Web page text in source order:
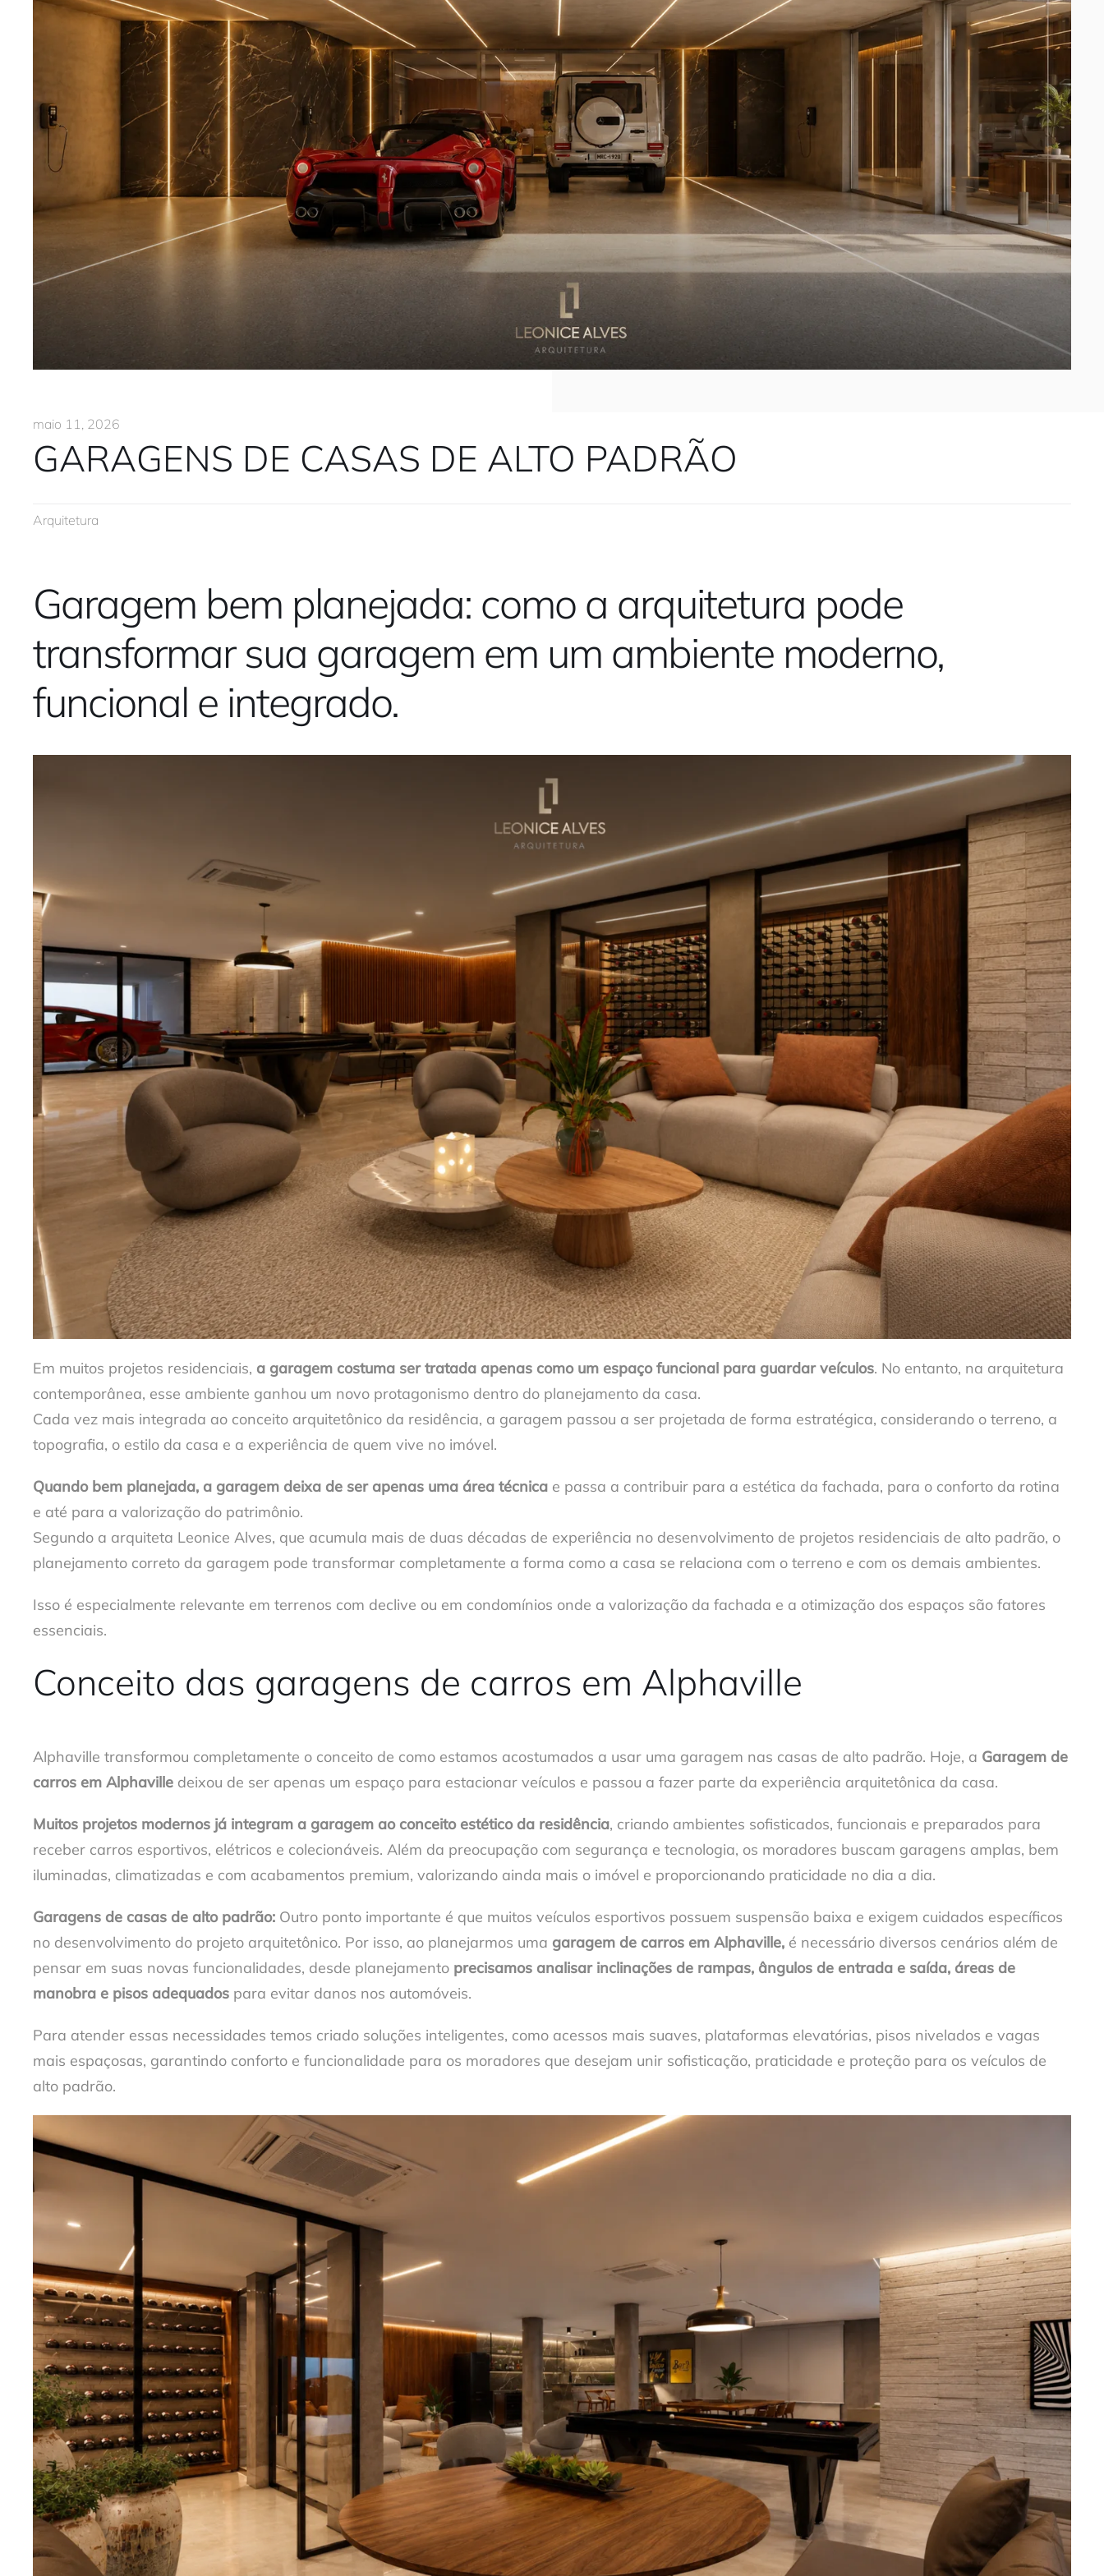
maio 11, 2026
GARAGENS DE CASAS DE ALTO PADRÃO
Arquitetura
Garagem bem planejada: como a arquitetura pode
transformar sua garagem em um ambiente moderno,
funcional e integrado.
Em muitos projetos residenciais, a garagem costuma ser tratada apenas como um espaço funcional para guardar veículos. No entanto, na arquitetura
contemporânea, esse ambiente ganhou um novo protagonismo dentro do planejamento da casa.
Cada vez mais integrada ao conceito arquitetônico da residência, a garagem passou a ser projetada de forma estratégica, considerando o terreno, a
topografia, o estilo da casa e a experiência de quem vive no imóvel.
Quando bem planejada, a garagem deixa de ser apenas uma área técnica e passa a contribuir para a estética da fachada, para o conforto da rotina
e até para a valorização do patrimônio.
Segundo a arquiteta Leonice Alves, que acumula mais de duas décadas de experiência no desenvolvimento de projetos residenciais de alto padrão, o
planejamento correto da garagem pode transformar completamente a forma como a casa se relaciona com o terreno e com os demais ambientes.
Isso é especialmente relevante em terrenos com declive ou em condomínios onde a valorização da fachada e a otimização dos espaços são fatores
essenciais.
Conceito das garagens de carros em Alphaville
Alphaville transformou completamente o conceito de como estamos acostumados a usar uma garagem nas casas de alto padrão. Hoje, a Garagem de
carros em Alphaville deixou de ser apenas um espaço para estacionar veículos e passou a fazer parte da experiência arquitetônica da casa.
Muitos projetos modernos já integram a garagem ao conceito estético da residência, criando ambientes sofisticados, funcionais e preparados para
receber carros esportivos, elétricos e colecionáveis. Além da preocupação com segurança e tecnologia, os moradores buscam garagens amplas, bem
iluminadas, climatizadas e com acabamentos premium, valorizando ainda mais o imóvel e proporcionando praticidade no dia a dia.
Garagens de casas de alto padrão: Outro ponto importante é que muitos veículos esportivos possuem suspensão baixa e exigem cuidados específicos
no desenvolvimento do projeto arquitetônico. Por isso, ao planejarmos uma garagem de carros em Alphaville, é necessário diversos cenários além de
pensar em suas novas funcionalidades, desde planejamento precisamos analisar inclinações de rampas, ângulos de entrada e saída, áreas de
manobra e pisos adequados para evitar danos nos automóveis.
Para atender essas necessidades temos criado soluções inteligentes, como acessos mais suaves, plataformas elevatórias, pisos nivelados e vagas
mais espaçosas, garantindo conforto e funcionalidade para os moradores que desejam unir sofisticação, praticidade e proteção para os veículos de
alto padrão.